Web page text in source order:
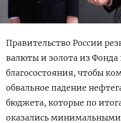
Правительство России
валюты и золота из Фонда
благосостояния, чтобы
обвальное падение
бюджета, которые по
оказались